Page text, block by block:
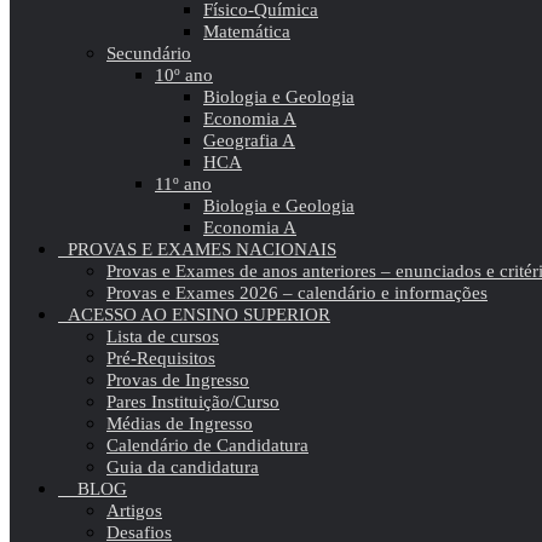
Físico-Química
Matemática
Secundário
10º ano
Biologia e Geologia
Economia A
Geografia A
HCA
11º ano
Biologia e Geologia
Economia A
PROVAS E EXAMES NACIONAIS
Provas e Exames de anos anteriores – enunciados e
Provas e Exames 2026 – calendário e informações
ACESSO AO ENSINO SUPERIOR
Lista de cursos
Pré-Requisitos
Provas de Ingresso
Pares Instituição/Curso
Médias de Ingresso
Calendário de Candidatura
Guia da candidatura
BLOG
Artigos
Desafios